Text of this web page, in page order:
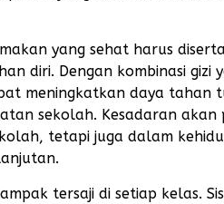
yang sehat harus
diri. Dengan kombinasi gizi
meningkatkan daya tahan
sekolah. Kesadaran akan
tetapi juga dalam
tersaji di setiap kelas.